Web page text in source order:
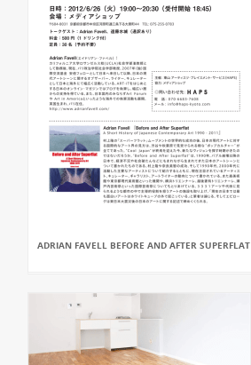
ADRIAN FAVELL BEFORE AND AFTER SUPERFLAT